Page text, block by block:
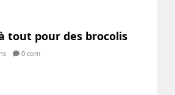
tout pour des brocolis
0 com